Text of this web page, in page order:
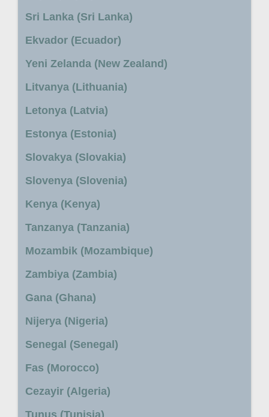
Sri Lanka (Sri Lanka)
Ekvador (Ecuador)
Yeni Zelanda (New Zealand)
Litvanya (Lithuania)
Letonya (Latvia)
Estonya (Estonia)
Slovakya (Slovakia)
Slovenya (Slovenia)
Kenya (Kenya)
Tanzanya (Tanzania)
Mozambik (Mozambique)
Zambiya (Zambia)
Gana (Ghana)
Nijerya (Nigeria)
Senegal (Senegal)
Fas (Morocco)
Cezayir (Algeria)
Tunus (Tunisia)